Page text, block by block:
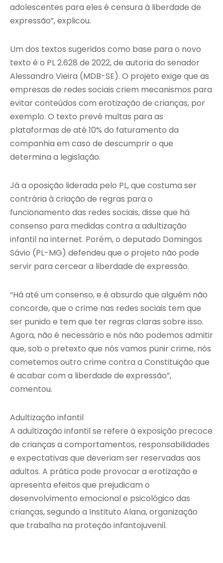
adolescentes para eles é censura à liberdade de
expressão”, explicou.
Um dos textos sugeridos como base para o novo
texto é o PL 2.628 de 2022, de autoria do senador
Alessandro Vieira (MDB-SE). O projeto exige que as
empresas de redes sociais criem mecanismos para
evitar conteúdos com erotização de crianças, por
exemplo. O texto prevê multas para as
plataformas de até 10% do faturamento da
companhia em caso de descumprir o que
determina a legislação.
Já a oposição liderada pelo PL, que costuma ser
contrária à criação de regras para o
funcionamento das redes sociais, disse que há
consenso para medidas contra a adultização
infantil na internet. Porém, o deputado Domingos
Sávio (PL-MG) defendeu que o projeto não pode
servir para cercear a liberdade de expressão.
“Há até um consenso, e é absurdo que alguém não
concorde, que o crime nas redes sociais tem que
ser punido e tem que ter regras claras sobre isso.
Agora, não é necessário e nós não podemos admitir
que, sob o pretexto que nós vamos punir crime, nós
cometemos outro crime contra a Constituição que
é acabar com a liberdade de expressão”,
comentou.
Adultização infantil
A adultização infantil se refere à exposição precoce
de crianças a comportamentos, responsabilidades
e expectativas que deveriam ser reservadas aos
adultos. A prática pode provocar a erotização e
apresenta efeitos que prejudicam o
desenvolvimento emocional e psicológico das
crianças, segundo a Instituto Alana, organização
que trabalha na proteção infantojuvenil.